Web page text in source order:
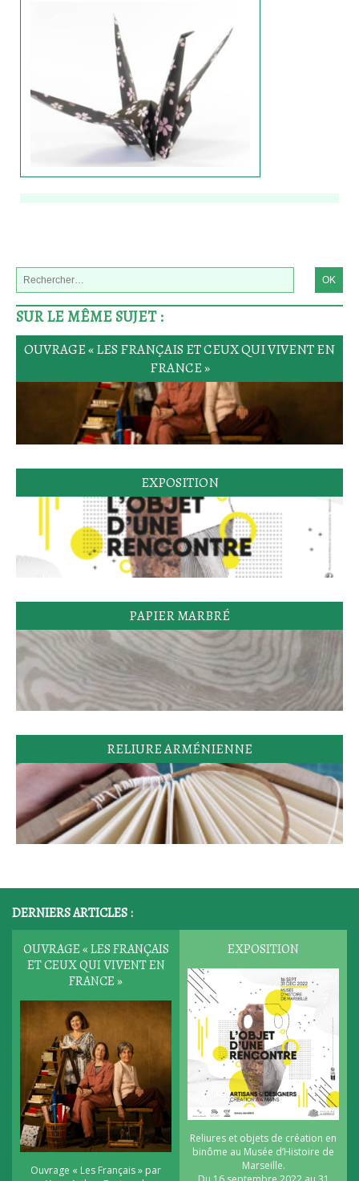
SUR LE MÊME SUJET :
OUVRAGE « LES FRANÇAIS ET CEUX QUI VIVENT EN
FRANCE »
EXPOSITION
PAPIER MARBRÉ
RELIURE ARMÉNIENNE
DERNIERS ARTICLES :
OUVRAGE « LES FRANÇAIS
ET CEUX QUI VIVENT EN
FRANCE »
Ouvrage « Les Français » par
EXPOSITION
Reliures et objets de création en
binôme au Musée d’Histoire de
Marseille.